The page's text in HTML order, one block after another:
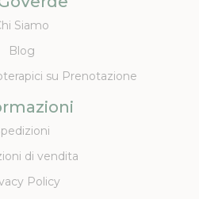
Siamo
Blog
su Prenotazione
di vendita
Policy